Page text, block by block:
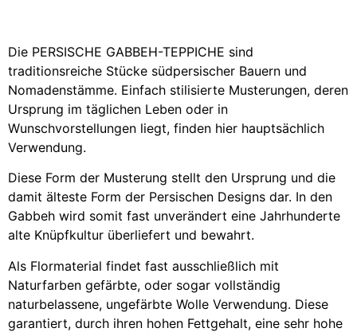
Die PERSISCHE GABBEH-TEPPICHE sind
traditionsreiche Stücke südpersischer Bauern und
Nomadenstämme. Einfach stilisierte Musterungen, deren
Ursprung im täglichen Leben oder in
Wunschvorstellungen liegt, finden hier hauptsächlich
Verwendung.
Diese Form der Musterung stellt den Ursprung und die
damit älteste Form der Persischen Designs dar. In den
Gabbeh wird somit fast unverändert eine Jahrhunderte
alte Knüpfkultur überliefert und bewahrt.
Als Flormaterial findet fast ausschließlich mit
Naturfarben gefärbte, oder sogar vollständig
naturbelassene, ungefärbte Wolle Verwendung. Diese
garantiert, durch ihren hohen Fettgehalt, eine sehr hohe